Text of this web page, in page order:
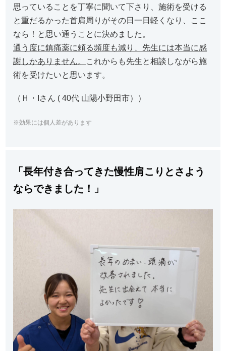
思っていることを丁寧に聞いて下さり、施術を受ける
と重だるかった首肩周りがその日一日軽くなり、ここ
なら！と思い通うことに決めました。
通う度に鎮痛薬に頼る頻度も減り、先生には本当に感
謝しかありません。
これからも先生と相談しながら施
術を受けたいと思います。
（Ｈ・Iさん ( 40代 山陽小野田市））
※効果には個人差があります
「 長年付き合ってきた慢性肩こりとさよう
ならできました！
」